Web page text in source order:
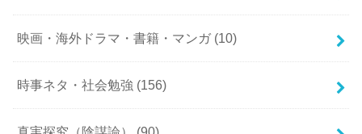
映画・海外ドラマ・書籍・マンガ (10)
時事ネタ・社会勉強 (156)